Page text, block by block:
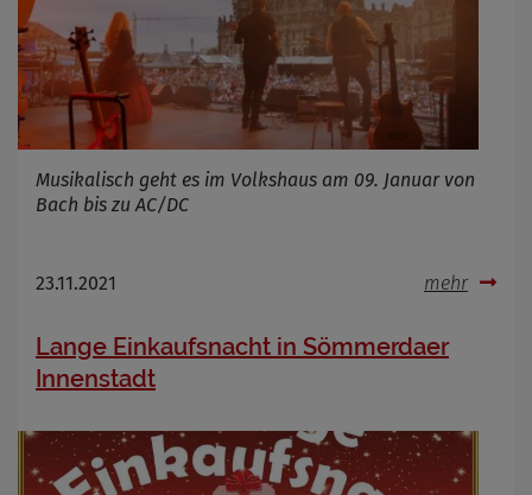
Musikalisch geht es im Volkshaus am 09. Januar von
Bach bis zu AC/DC
23.11.2021 mehr
Lange Einkaufsnacht in Sömmerdaer
Innenstadt